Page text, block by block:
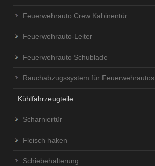
Feuerwehrauto Crew Kabinentür
Feuerwehrauto-Leiter
Feuerwehrauto Schublade
Rauchabzugssystem für Feuerwehrautos
Kühlfahrzeugteile
Scharniertür
Fleisch haken
Schiebehalterung